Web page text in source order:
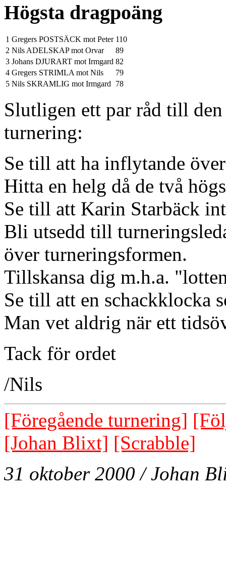
Högsta dragpoäng
1 Gregers POSTSÄCK mot Peter 110
2 Nils ADELSKAP mot Orvar
89
3 Johans DJURART mot Irmgard 82
4 Gregers STRIMLA mot Nils
79
5 Nils SKRAMLIG mot Irmgard 78
Slutligen ett par råd till
turnering:
Se till att ha inflytande
Hitta en helg då de två
Se till att Karin Starbäck
Bli utsedd till
över turneringsformen.
Tillskansa dig m.h.a.
Se till att en schackklocka
Man vet aldrig när ett
Tack för ordet
/Nils
[Föregående turnering]
[Johan Blixt] [Scrabble]
31 oktober 2000 / Johan